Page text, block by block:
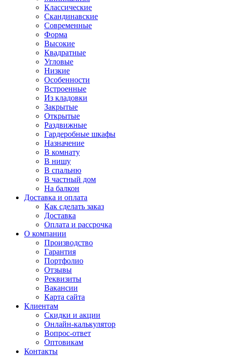
Классические
Скандинавские
Современные
Форма
Высокие
Квадратные
Угловые
Низкие
Особенности
Встроенные
Из кладовки
Закрытые
Открытые
Раздвижные
Гардеробные шкафы
Назначение
В комнату
В нишу
В спальню
В частный дом
На балкон
Доставка и оплата
Как сделать заказ
Доставка
Оплата и рассрочка
О компании
Производство
Гарантия
Портфолио
Отзывы
Реквизиты
Вакансии
Карта сайта
Клиентам
Скидки и акции
Онлайн-калькулятор
Вопрос-ответ
Оптовикам
Контакты